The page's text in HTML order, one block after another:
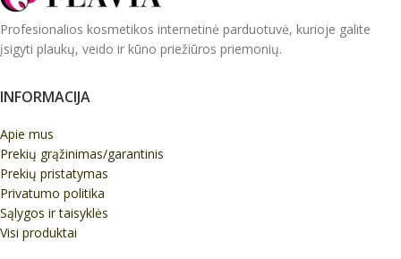
Profesionalios kosmetikos internetinė parduotuvė, kurioje galite
įsigyti plaukų, veido ir kūno priežiūros priemonių.
INFORMACIJA
Apie mus
Prekių grąžinimas/garantinis
Prekių pristatymas
Privatumo politika
Sąlygos ir taisyklės
Visi produktai